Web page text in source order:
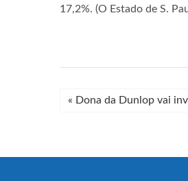
17,2%. (O Estado de S.
« Dona da Dunlop vai